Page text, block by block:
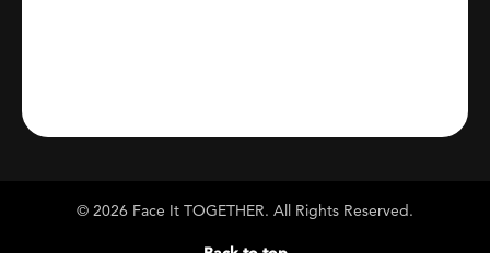
© 2026 Face It TOGETHER. All Rights Reserved.